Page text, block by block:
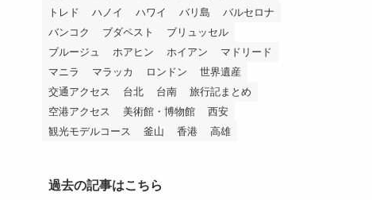
トレド
ハノイ ハワイ バリ島
バルセロナ
バンコク
ブダペスト
ブリュッセル
ブルージュ
ホアヒン ホイアン
マドリード
マニラ
マラッカ ロンドン
世界遺産
交通アクセス
台北 台南
旅行記まとめ
空港アクセス
美術館・博物館
西安
観光モデルコース
釜山 香港 高雄
過去の記事はこちら